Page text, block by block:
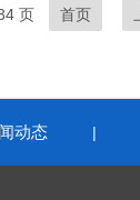
页 首页
动态 |